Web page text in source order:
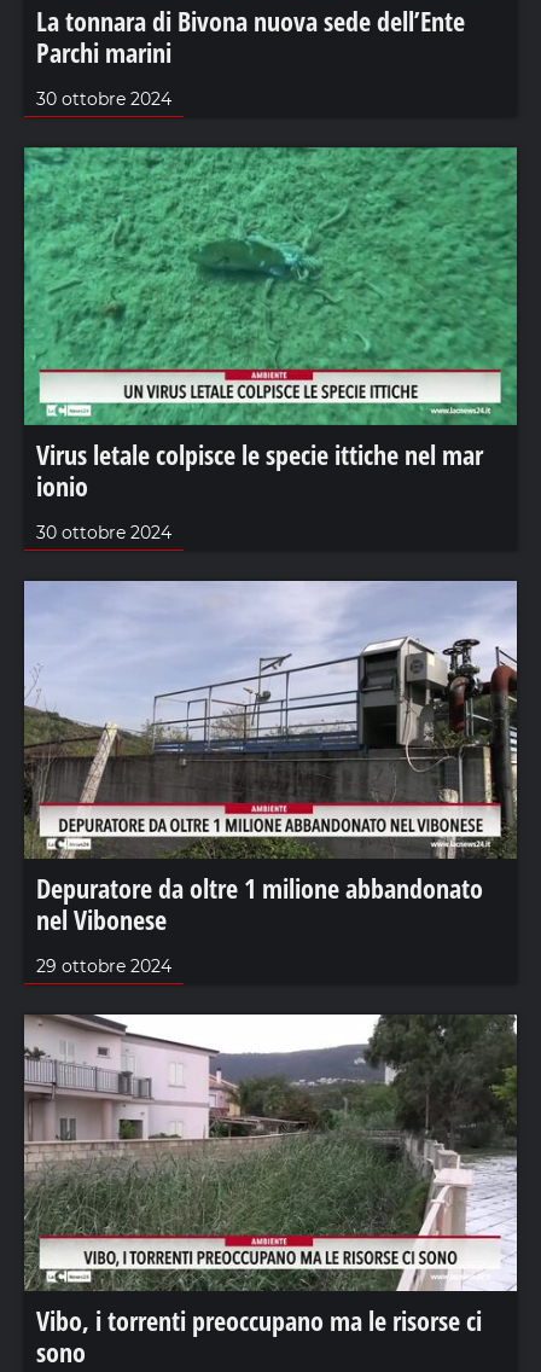
La tonnara di Bivona nuova sede dell’Ente
Parchi marini
30 ottobre 2024
Virus letale colpisce le specie ittiche nel mar
ionio
30 ottobre 2024
Depuratore da oltre 1 milione abbandonato
nel Vibonese
29 ottobre 2024
Vibo, i torrenti preoccupano ma le risorse ci
sono